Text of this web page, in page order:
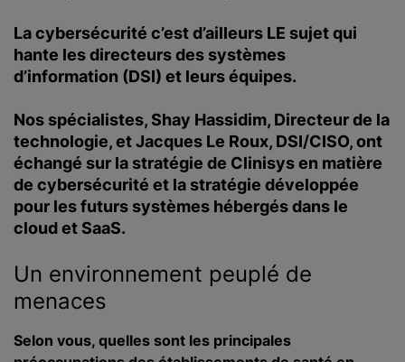
La cybersécurité c’est d’ailleurs LE sujet qui
hante les directeurs des systèmes
d’information (DSI) et leurs équipes.
Nos spécialistes, Shay Hassidim, Directeur de la
technologie, et Jacques Le Roux, DSI/CISO, ont
échangé sur la stratégie de Clinisys en matière
de cybersécurité et la stratégie développée
pour les futurs systèmes hébergés dans le
cloud et SaaS.
Un environnement peuplé de
menaces
Selon vous, quelles sont les principales